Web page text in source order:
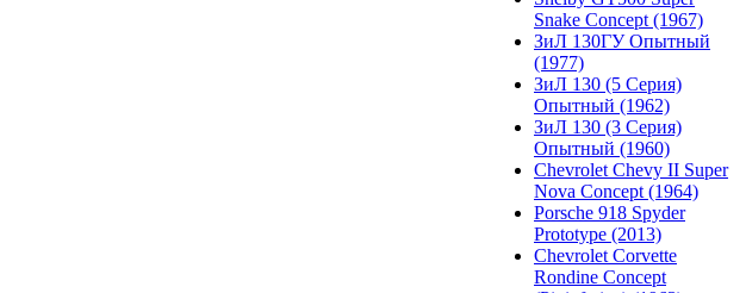
Snake Concept (1967)
ЗиЛ 130ГУ Опытный
(1977)
ЗиЛ 130 (5 Серия)
Опытный (1962)
ЗиЛ 130 (3 Серия)
Опытный (1960)
Chevrolet Chevy II Super
Nova Concept (1964)
Porsche 918 Spyder
Prototype (2013)
Chevrolet Corvette
Rondine Concept